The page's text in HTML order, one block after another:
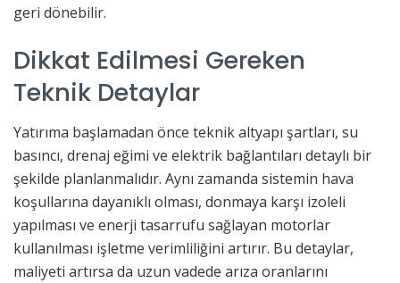
geri dönebilir.
Dikkat Edilmesi Gereken
Teknik Detaylar
Yatırıma başlamadan önce teknik altyapı şartları, su
basıncı, drenaj eğimi ve elektrik bağlantıları detaylı bir
şekilde planlanmalıdır. Aynı zamanda sistemin hava
koşullarına dayanıklı olması, donmaya karşı izoleli
yapılması ve enerji tasarrufu sağlayan motorlar
kullanılması işletme verimliliğini artırır. Bu detaylar,
maliyeti artırsa da uzun vadede arıza oranlarını